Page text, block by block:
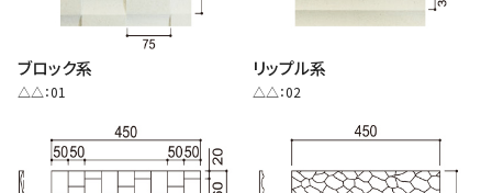
ブロック系
△△：01
リップル系
△△：02